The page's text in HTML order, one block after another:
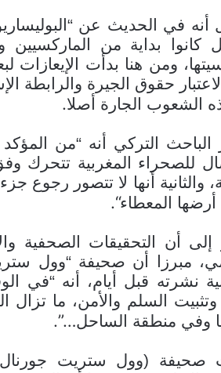
في الحديث عن
كانوا بداية من
ومن هنا بدأت الإيعازات
حقوق الجيرة
الشعوب الجارة أصلا.
الباحث التركي أنه “من
للصحراء المغربية تتحرك
والثانية أنها لا تتصور
أرضها المعطاء“.
إلى أن التحقيقات الصحفية
مبرزا أن صحيفة “وول
نشرته قبل أيام، أنه “في
وتثبيت السلم والأمن، ما
وفي منطقة الساحل…”.
صحيفة (وول ستريت جورنال)